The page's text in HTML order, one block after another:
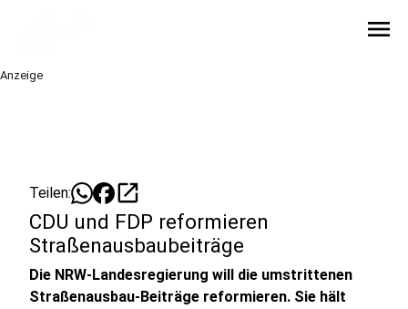
menu
Anzeige
Teilen: open_in_new
CDU und FDP reformieren
Straßenausbaubeiträge
Die NRW-Landesregierung will die umstrittenen
Straßenausbau-Beiträge reformieren. Sie hält